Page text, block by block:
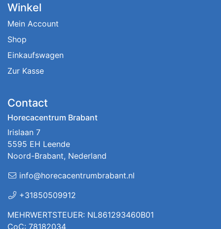
Winkel
Mein Account
Shop
Einkaufswagen
Zur Kasse
Contact
Horecacentrum Brabant
Irislaan 7
5595 EH Leende
Noord-Brabant, Nederland
info@horecacentrumbrabant.nl
+31850509912
MEHRWERTSTEUER: NL861293460B01
CoC: 78182034